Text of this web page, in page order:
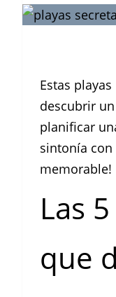
Estas
descubrir
planificar
sintonía con
memorable!
Las
que